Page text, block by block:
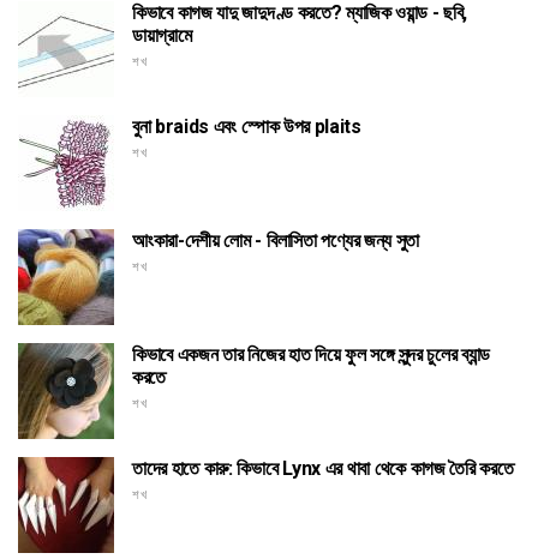
কিভাবে কাগজ যাদু জাদুদণ্ড করতে? ম্যাজিক ওয়ান্ড - ছবি,
ডায়াগ্রামে
শখ
বুনা braids এবং স্পোক উপর plaits
শখ
আংকারা-দেশীয় লোম - বিলাসিতা পণ্যের জন্য সুতা
শখ
কিভাবে একজন তার নিজের হাত দিয়ে ফুল সঙ্গে সুন্দর চুলের ব্যান্ড
করতে
শখ
তাদের হাতে কারু: কিভাবে Lynx এর থাবা থেকে কাগজ তৈরি করতে
শখ